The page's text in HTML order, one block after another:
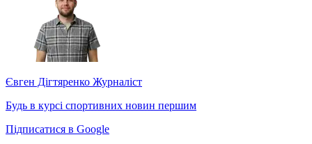
Євген Дігтяренко Журналіст
Будь в курсі спортивних новин першим
Підписатися в Google